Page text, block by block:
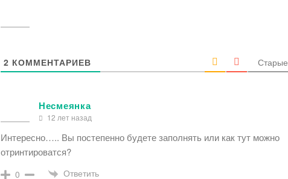
2 КОММЕНТАРИЕВ Старые
Несмеянка
12 лет назад
Интересно….. Вы постепенно будете заполнять или как тут можно
отринтироватся?
0 Ответить